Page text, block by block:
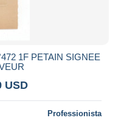
1F PETAIN SIGNEE
USD
Professionista